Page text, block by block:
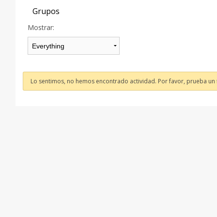
Grupos
Mostrar:
Lo sentimos, no hemos encontrado actividad. Por favor, prueba